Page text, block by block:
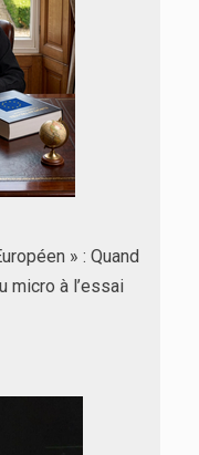
» : Quand
micro à l’essai